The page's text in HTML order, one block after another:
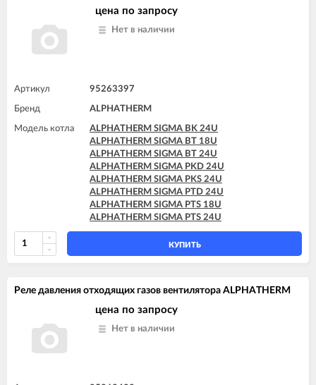
цена по запросу
Нет в наличии
Артикул 95263397
Бренд ALPHATHERM
Модель котла
ALPHATHERM SIGMA BK 24U
ALPHATHERM SIGMA BT 18U
ALPHATHERM SIGMA BT 24U
ALPHATHERM SIGMA PKD 24U
ALPHATHERM SIGMA PKS 24U
ALPHATHERM SIGMA PTD 24U
ALPHATHERM SIGMA PTS 18U
ALPHATHERM SIGMA PTS 24U
КУПИТЬ
Реле давления отходящих газов вентилятора ALPHATHERM
цена по запросу
Нет в наличии